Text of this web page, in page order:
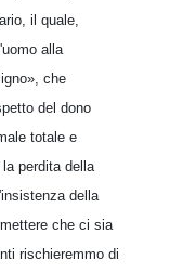
il quale,
alla
che
del dono
totale e
perdita della
della
che ci sia
rischieremmo di